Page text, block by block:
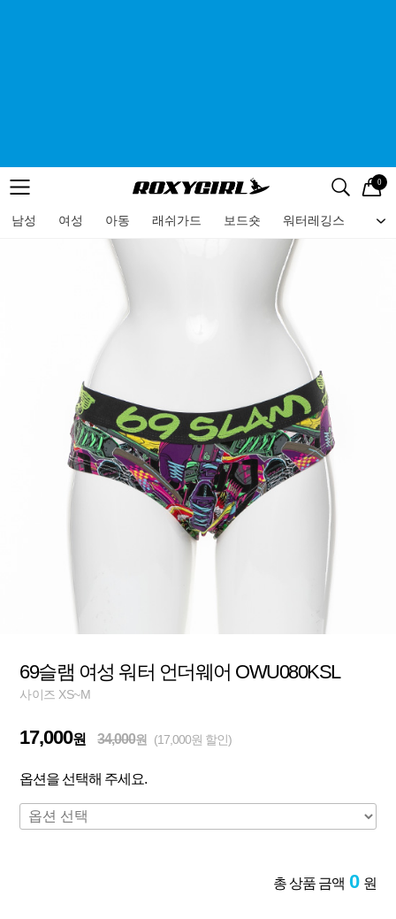
메뉴 검색
로고 0
남성 여성 아동 래쉬가드 보드숏 워터레깅스 비
메뉴
69슬램 여성 워터 언더웨어 OWU080KSL
사이즈 XS~M
17,000원 34,000원 (17,000원 할인)
옵션을 선택해 주세요.
총 상품 금액 0 원